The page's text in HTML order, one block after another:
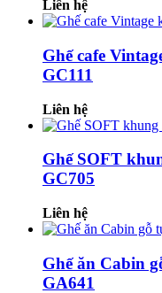
Liên hệ
Ghế cafe
GC111
Liên hệ
Ghế SOFT
GC705
Liên hệ
Ghế ăn Cabin
GA641